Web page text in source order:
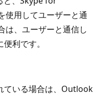
使用してユーザーと通
は、ユーザーと通信し
利です。
ている場合は、Outlook